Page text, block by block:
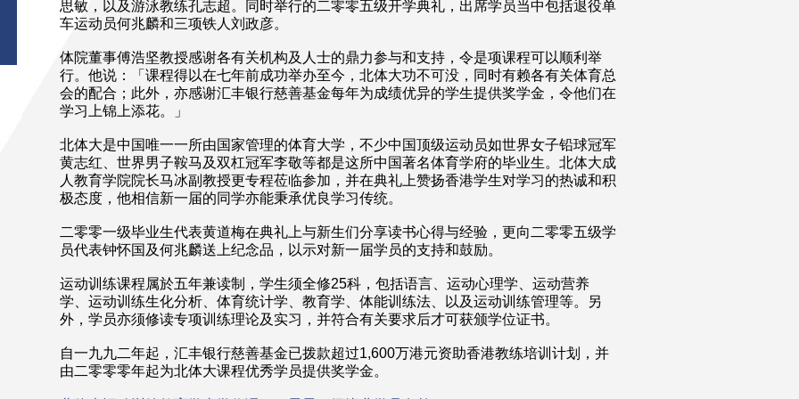
思敏，以及游泳教练孔志超。同时举行的二零零五级开学典礼，出席学员当中包括退役单
车运动员何兆麟和三项铁人刘政彦。
体院董事傅浩坚教授感谢各有关机构及人士的鼎力参与和支持，令是项课程可以顺利举
行。他说：「课程得以在七年前成功举办至今，北体大功不可没，同时有赖各有关体育总
会的配合；此外，亦感谢汇丰银行慈善基金每年为成绩优异的学生提供奖学金，令他们在
学习上锦上添花。」
北体大是中国唯一一所由国家管理的体育大学，不少中国顶级运动员如世界女子铅球冠军
黄志红、世界男子鞍马及双杠冠军李敬等都是这所中国著名体育学府的毕业生。北体大成
人教育学院院长马冰副教授更专程莅临参加，并在典礼上赞扬香港学生对学习的热诚和积
极态度，他相信新一届的同学亦能秉承优良学习传统。
二零零一级毕业生代表黄道梅在典礼上与新生们分享读书心得与经验，更向二零零五级学
员代表钟怀国及何兆麟送上纪念品，以示对新一届学员的支持和鼓励。
运动训练课程属於五年兼读制，学生须全修25科，包括语言、运动心理学、运动营养
学、运动训练生化分析、体育统计学、教育学、体能训练法、以及运动训练管理等。另
外，学员亦须修读专项训练理论及实习，并符合有关要求后才可获颁学位证书。
自一九九二年起，汇丰银行慈善基金已拨款超过1,600万港元资助香港教练培训计划，并
由二零零零年起为北体大课程优秀学员提供奖学金。